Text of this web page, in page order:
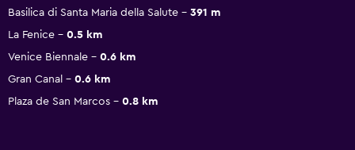
Basilica di Santa Maria della Salute
391 m
La Fenice
0.5 km
Venice Biennale
0.6 km
Gran Canal
0.6 km
Plaza de San Marcos
0.8 km